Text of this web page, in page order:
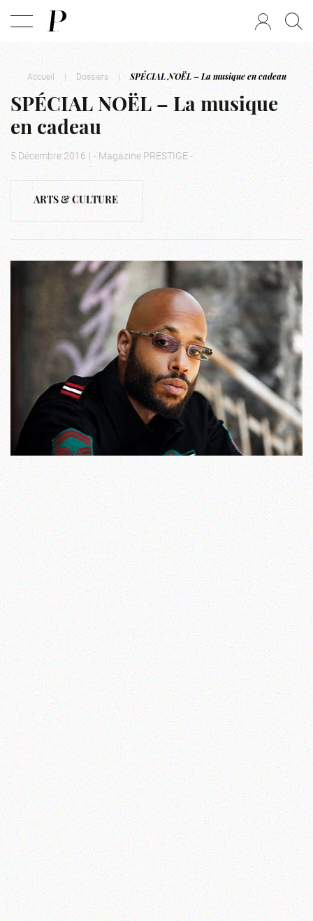
Accueil | Dossiers | SPÉCIAL NOËL – La musique en cadeau
SPÉCIAL NOËL – La musique
en cadeau
5 Décembre 2016 | - Magazine PRESTIGE -
ARTS & CULTURE